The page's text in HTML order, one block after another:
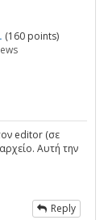
(160 points)
editor (σε
Αυτή την
Reply